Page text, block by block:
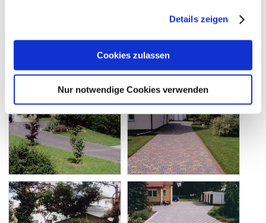
Details zeigen
Cookies zulassen
Nur notwendige Cookies verwenden
Reparaturarbeiten an Fassade,